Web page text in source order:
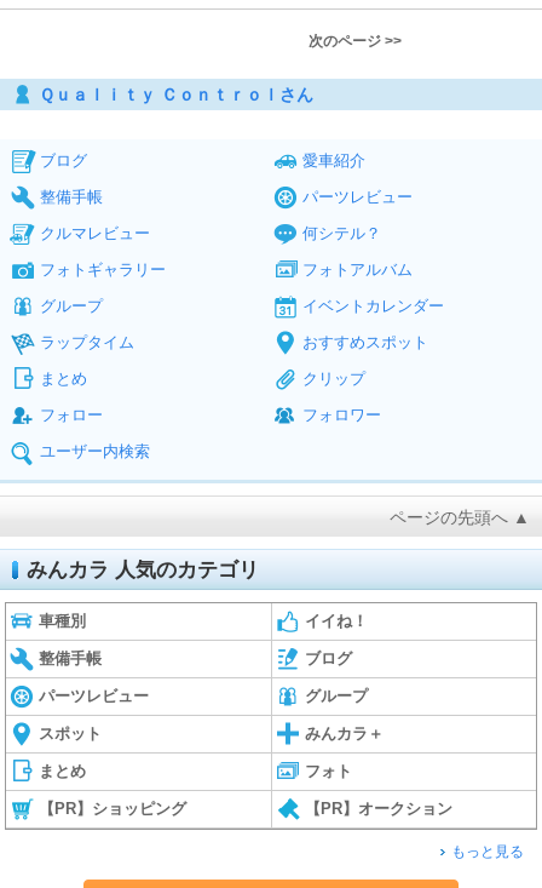
次のページ >>
Ｑｕａｌｉｔｙ Ｃｏｎｔｒｏｌさん
ブログ
愛車紹介
整備手帳
パーツレビュー
クルマレビュー
何シテル？
フォトギャラリー
フォトアルバム
グループ
イベントカレンダー
ラップタイム
おすすめスポット
まとめ
クリップ
フォロー
フォロワー
ユーザー内検索
ページの先頭へ ▲
みんカラ 人気のカテゴリ
車種別 イイね！
整備手帳 ブログ
パーツレビュー グループ
スポット みんカラ＋
まとめ フォト
【PR】ショッピング 【PR】オークション
もっと見る